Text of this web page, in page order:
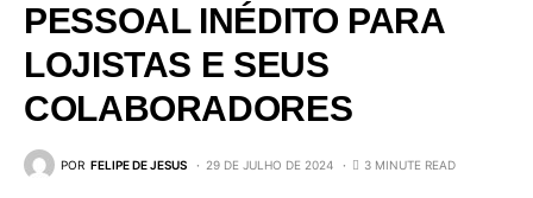
PESSOAL INÉDITO PARA
LOJISTAS E SEUS
COLABORADORES
POR FELIPE DE JESUS 29 DE JULHO DE 2024 3 MINUTE READ